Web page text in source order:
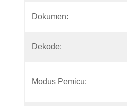
Dokumen:
Dekode:
Modus Pemicu: